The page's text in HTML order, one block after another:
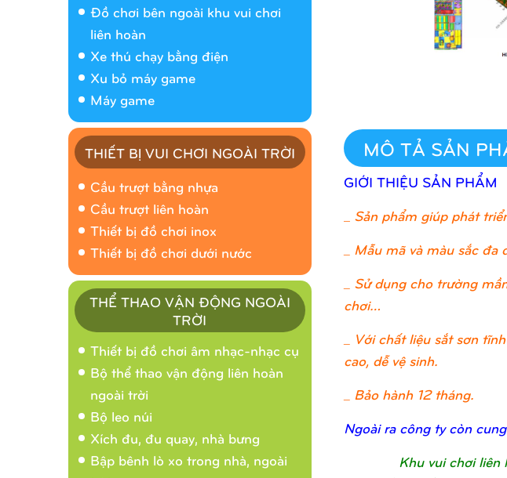
Đồ chơi bên ngoài khu vui chơi
liên hoàn
Xe thú chạy bằng điện
Xu bỏ máy game
Máy game
THIẾT BỊ VUI CHƠI NGOÀI TRỜI
Cầu trượt bằng nhựa
Cầu trượt liên hoàn
Thiết bị đồ chơi inox
Thiết bị đồ chơi dưới nước
THỂ THAO VẬN ĐỘNG NGOÀI
TRỜI
Thiết bị đồ chơi âm nhạc-nhạc cụ
Bộ thể thao vận động liên hoàn
ngoài trời
Bộ leo núi
Xích đu, đu quay, nhà bưng
Bập bênh lò xo trong nhà, ngoài
MÔ TẢ SẢN
GIỚI THIỆU SẢN PHẨM
Sản phẩm giúp phát
_ Mẫu mã và màu sắc đa
_ Sử dụng cho trường
chơi…
_ Với chất liệu sắt sơn
cao, dễ vệ sinh.
_ Bảo hành 12 tháng.
Ngoài ra công ty còn
Khu vui chơi